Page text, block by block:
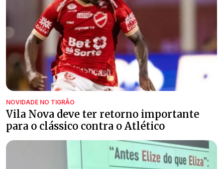
NOVIDADE NO TIGRÃO
Vila Nova deve ter retorno importante
para o clássico contra o Atlético